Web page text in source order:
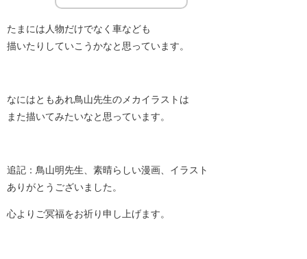
たまには人物だけでなく車なども
描いたりしていこうかなと思っています。
なにはともあれ鳥山先生のメカイラストは
また描いてみたいなと思っています。
追記：鳥山明先生、素晴らしい漫画、イラスト
ありがとうございました。
心よりご冥福をお祈り申し上げます。